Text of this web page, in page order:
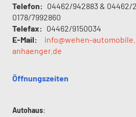
Telefon: 04462/942883 & 04462/
0178/7992860
Telefax: 04462/9150034
E-Mail:
info@wehen-
anhaenger.de
Öffnungszeiten
Autohaus: